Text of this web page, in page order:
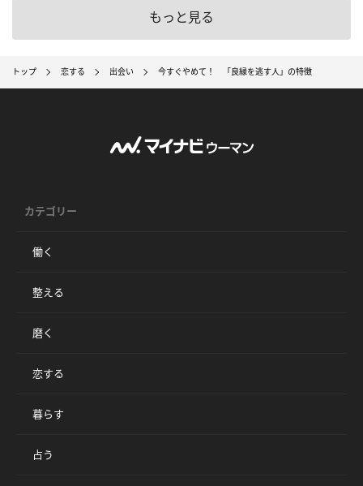
もっと見る
トップ 恋する 出会い 今すぐやめて！ 「良縁を逃す人」の特徴
カテゴリー
働く
整える
磨く
恋する
暮らす
占う